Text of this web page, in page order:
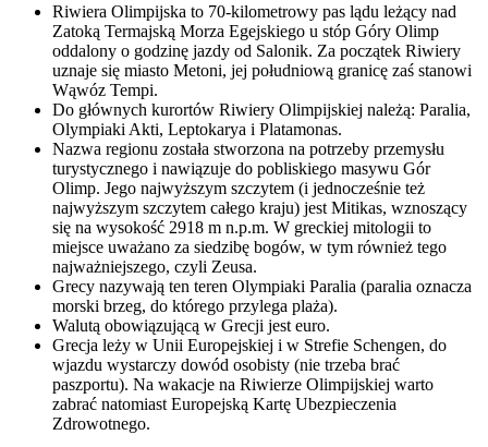
Riwiera Olimpijska to 70-kilometrowy pas lądu leżący nad
Zatoką Termajską Morza Egejskiego u stóp Góry Olimp
oddalony o godzinę jazdy od Salonik. Za początek Riwiery
uznaje się miasto Metoni, jej południową granicę zaś stanowi
Wąwóz Tempi.
Do głównych kurortów Riwiery Olimpijskiej należą: Paralia,
Olympiaki Akti, Leptokarya i Platamonas.
Nazwa regionu została stworzona na potrzeby przemysłu
turystycznego i nawiązuje do pobliskiego masywu Gór
Olimp. Jego najwyższym szczytem (i jednocześnie też
najwyższym szczytem całego kraju) jest Mitikas, wznoszący
się na wysokość 2918 m n.p.m. W greckiej mitologii to
miejsce uważano za siedzibę bogów, w tym również tego
najważniejszego, czyli Zeusa.
Grecy nazywają ten teren Olympiaki Paralia (paralia oznacza
morski brzeg, do którego przylega plaża).
Walutą obowiązującą w Grecji jest euro.
Grecja leży w Unii Europejskiej i w Strefie Schengen, do
wjazdu wystarczy dowód osobisty (nie trzeba brać
paszportu). Na wakacje na Riwierze Olimpijskiej warto
zabrać natomiast Europejską Kartę Ubezpieczenia
Zdrowotnego.